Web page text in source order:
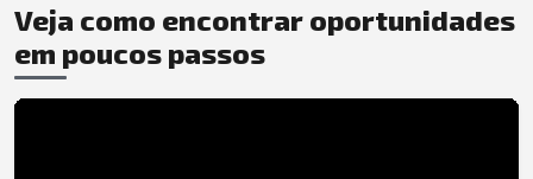
Veja como encontrar oportunidades
em poucos passos